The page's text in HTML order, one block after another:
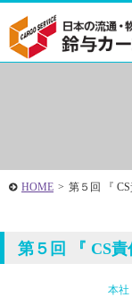
HOME > 第５回 『 CS
第５回 『 CS責
本